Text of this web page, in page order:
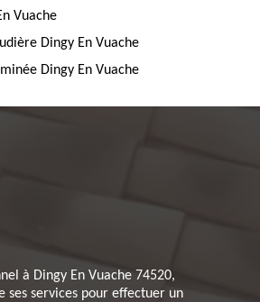
Vuache
Dingy En Vuache
Dingy En Vuache
à Dingy En Vuache 74520,
ses services pour effectuer un